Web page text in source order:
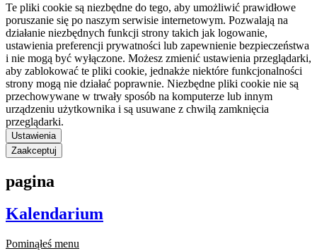
Te pliki cookie są niezbędne do tego, aby umożliwić prawidłowe
poruszanie się po naszym serwisie internetowym. Pozwalają na
działanie niezbędnych funkcji strony takich jak logowanie,
ustawienia preferencji prywatności lub zapewnienie bezpieczeństwa
i nie mogą być wyłączone. Możesz zmienić ustawienia przeglądarki,
aby zablokować te pliki cookie, jednakże niektóre funkcjonalności
strony mogą nie działać poprawnie. Niezbędne pliki cookie nie są
przechowywane w trwały sposób na komputerze lub innym
urządzeniu użytkownika i są usuwane z chwilą zamknięcia
przeglądarki.
Ustawienia
Zaakceptuj
pagina
Kalendarium
Pominąłeś menu